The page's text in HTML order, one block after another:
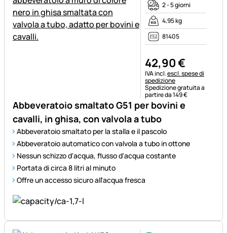
Abbeveratoio smaltato G51 per bovini e
cavalli, in ghisa, con valvola a tubo
Abbeveratoio smaltato per la stalla e il pascolo
Abbeveratoio automatico con valvola a tubo in ottone
Nessun schizzo d'acqua, flusso d'acqua costante
Portata di circa 8 litri al minuto
Offre un accesso sicuro all'acqua fresca
2 - 5 giorni
4,95 kg
81405
42,90€
Informazioni fiscali:
IVA incl.escl. spese di
spedizione
Spedizione gratuita a
partire da 149 €